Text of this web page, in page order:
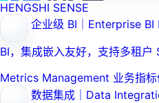
HENGSHI SENSE
企业级 BI｜Enterprise BI
BI，集成嵌入友好，支持多租户
Metrics Management 业务指
数据集成｜Data